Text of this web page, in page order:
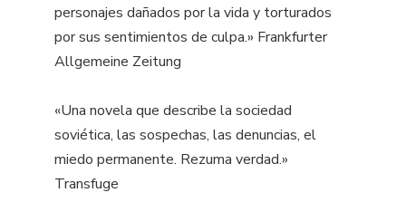
personajes dañados por la vida y torturados
por sus sentimientos de culpa.» Frankfurter
Allgemeine Zeitung
«Una novela que describe la sociedad
soviética, las sospechas, las denuncias, el
miedo permanente. Rezuma verdad.»
Transfuge